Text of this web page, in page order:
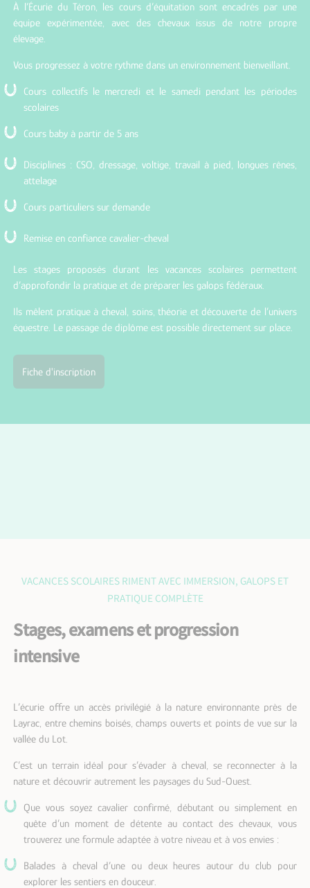
À l’Écurie du Téron, les cours d’équitation sont encadrés par une
équipe expérimentée, avec des chevaux issus de notre propre
élevage.
Vous progressez à votre rythme dans un environnement bienveillant.
Cours collectifs le mercredi et le samedi pendant les périodes
scolaires
Cours baby à partir de 5 ans
Disciplines : CSO, dressage, voltige, travail à pied, longues rênes,
attelage
Cours particuliers sur demande
Remise en confiance cavalier-cheval
Les stages proposés durant les vacances scolaires permettent
d’approfondir la pratique et de préparer les galops fédéraux.
Ils mêlent pratique à cheval, soins, théorie et découverte de l’univers
équestre. Le passage de diplôme est possible directement sur place.
Fiche d'inscription
VACANCES SCOLAIRES RIMENT AVEC IMMERSION, GALOPS ET
PRATIQUE COMPLÈTE
Stages, examens et progression
intensive
L’écurie offre un accès privilégié à la nature environnante près de
Layrac, entre chemins boisés, champs ouverts et points de vue sur la
vallée du Lot.
C’est un terrain idéal pour s’évader à cheval, se reconnecter à la
nature et découvrir autrement les paysages du Sud-Ouest.
Que vous soyez cavalier confirmé, débutant ou simplement en
quête d’un moment de détente au contact des chevaux, vous
trouverez une formule adaptée à votre niveau et à vos envies :
Balades à cheval d’une ou deux heures autour du club pour
explorer les sentiers en douceur.